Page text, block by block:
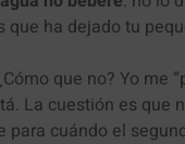
que ha dejado tu
que no? Yo me
La cuestión es
para cuándo el